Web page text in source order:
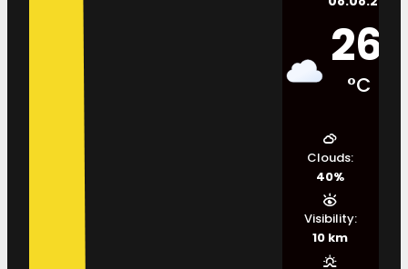
26
°C
Clouds:
40%
Visibility:
10 km